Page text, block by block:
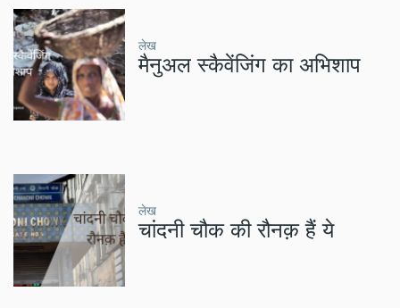
लेख
मैनुअल स्कैवेंजिंग का अभिशाप
लेख
चांदनी चौक की रौनक़ हैं ये